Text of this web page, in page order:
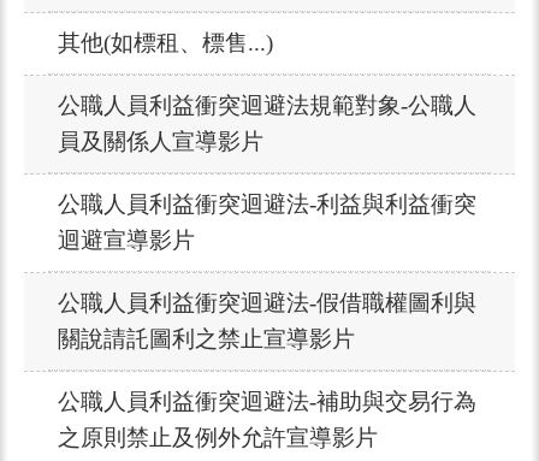
其他(如標租、標售...)
公職人員利益衝突迴避法規範對象-公職人
員及關係人宣導影片
公職人員利益衝突迴避法-利益與利益衝突
迴避宣導影片
公職人員利益衝突迴避法-假借職權圖利與
關說請託圖利之禁止宣導影片
公職人員利益衝突迴避法-補助與交易行為
之原則禁止及例外允許宣導影片